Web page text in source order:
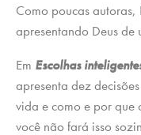
Como poucas
apresentando Deus de
Em Escolhas
apresenta dez
vida e como e por que
você não fará isso